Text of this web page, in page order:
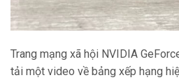
Trang mạng xã hội NVIDIA
tải một video về bảng xếp hạng